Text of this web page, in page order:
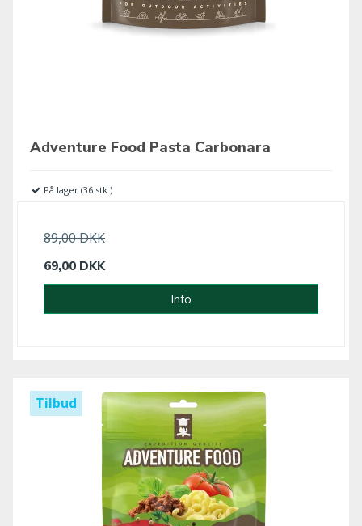
Adventure Food Pasta Carbonara
På lager (36 stk.)
89,00 DKK
69,00 DKK
Info
Tilbud